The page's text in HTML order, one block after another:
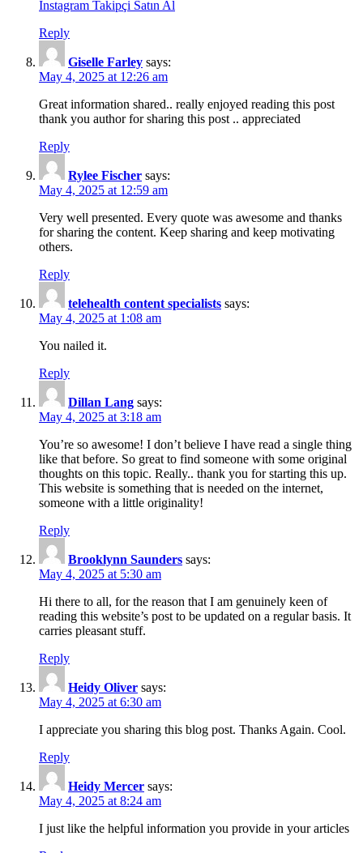
Instagram Takipçi Satın Al
Reply
Giselle Farley says:
May 4, 2025 at 12:26 am
Great information shared.. really enjoyed reading this post
thank you author for sharing this post .. appreciated
Reply
Rylee Fischer says:
May 4, 2025 at 12:59 am
Very well presented. Every quote was awesome and thanks
for sharing the content. Keep sharing and keep motivating
others.
Reply
telehealth content specialists says:
May 4, 2025 at 1:08 am
You nailed it.
Reply
Dillan Lang says:
May 4, 2025 at 3:18 am
You’re so awesome! I don’t believe I have read a single thing
like that before. So great to find someone with some original
thoughts on this topic. Really.. thank you for starting this up.
This website is something that is needed on the internet,
someone with a little originality!
Reply
Brooklynn Saunders says:
May 4, 2025 at 5:30 am
Hi there to all, for the reason that I am genuinely keen of
reading this website’s post to be updated on a regular basis. It
carries pleasant stuff.
Reply
Heidy Oliver says:
May 4, 2025 at 6:30 am
I appreciate you sharing this blog post. Thanks Again. Cool.
Reply
Heidy Mercer says:
May 4, 2025 at 8:24 am
I just like the helpful information you provide in your articles